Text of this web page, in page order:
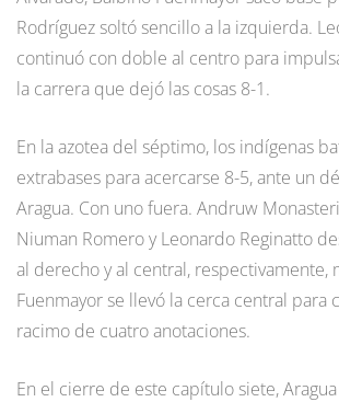
Rodríguez soltó sencillo a la izquierda.
continuó con doble al centro para
la carrera que dejó las cosas 8-1.
En la azotea del séptimo, los indígenas
extrabases para acercarse 8-5, ante un
Aragua. Con uno fuera. Andruw
Niuman Romero y Leonardo Reginatto
al derecho y al central, respectivamente,
Fuenmayor se llevó la cerca central para
racimo de cuatro anotaciones.
En el cierre de este capítulo siete,